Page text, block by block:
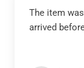
The item
arrived